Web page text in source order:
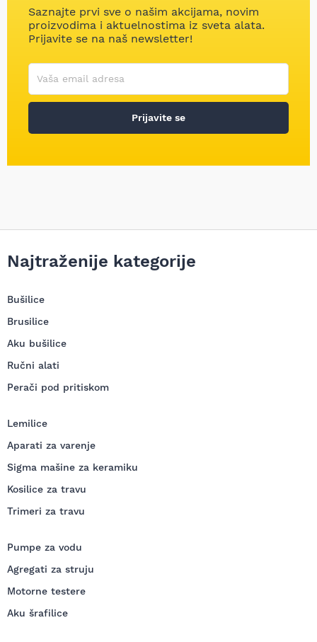
Saznajte prvi sve o našim akcijama, novim
proizvodima i aktuelnostima iz sveta alata.
Prijavite se na naš newsletter!
Korisničko ime
Vaša email adresa
Prijavite se
Najtraženije kategorije
Bušilice
Brusilice
Aku bušilice
Ručni alati
Perači pod pritiskom
Lemilice
Aparati za varenje
Sigma mašine za keramiku
Kosilice za travu
Trimeri za travu
Pumpe za vodu
Agregati za struju
Motorne testere
Aku šrafilice